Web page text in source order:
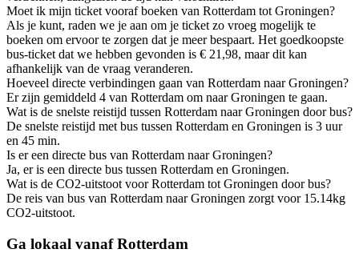
Moet ik mijn ticket vooraf boeken van Rotterdam tot Groningen?
Als je kunt, raden we je aan om je ticket zo vroeg mogelijk te
boeken om ervoor te zorgen dat je meer bespaart. Het goedkoopste
bus-ticket dat we hebben gevonden is € 21,98, maar dit kan
afhankelijk van de vraag veranderen.
Hoeveel directe verbindingen gaan van Rotterdam naar Groningen?
Er zijn gemiddeld 4 van Rotterdam om naar Groningen te gaan.
Wat is de snelste reistijd tussen Rotterdam naar Groningen door bus?
De snelste reistijd met bus tussen Rotterdam en Groningen is 3 uur
en 45 min.
Is er een directe bus van Rotterdam naar Groningen?
Ja, er is een directe bus tussen Rotterdam en Groningen.
Wat is de CO2-uitstoot voor Rotterdam tot Groningen door bus?
De reis van bus van Rotterdam naar Groningen zorgt voor 15.14kg
CO2-uitstoot.
Ga lokaal vanaf Rotterdam